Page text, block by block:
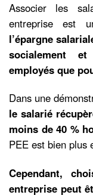
Associer les
entreprise est
l’épargne
socialement
employés que
Dans une
le salarié
moins de 40 %
PEE est bien plus
Cependant,
entreprise peut